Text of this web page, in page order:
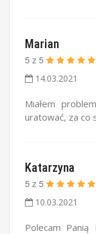
Marian
5 z 5
14.03.2021
Miałem
uratować, za co
Katarzyna
5 z 5
10.03.2021
Polecam Panią